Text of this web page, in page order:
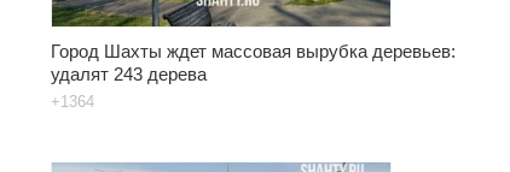
Город Шахты ждет массовая вырубка деревьев:
удалят 243 дерева
+1364